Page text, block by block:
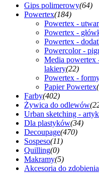
Gips polimerowy(64)
Powertex(184)
Powertex -
Powertex -
Powertex -
Powercolor -
Media powertex
lakiery(22)
Powertex -
Papier Powertex
Farby(402)
Żywica do odlewów
Urban sketching -
Dla plastyków(34)
Decoupage(470)
Sospeso(11)
Quilling(0)
Makramy(5)
Akcesoria do zdobienia